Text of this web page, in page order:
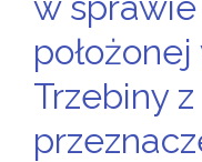
Trzebiny z